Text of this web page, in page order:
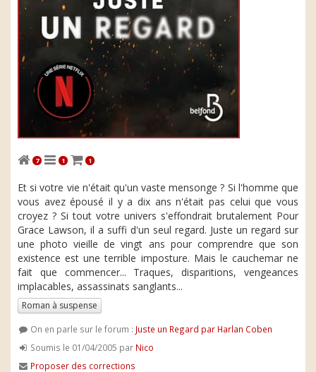
7 1 1
Et si votre vie n'était qu'un vaste mensonge ? Si l'homme que
vous avez épousé il y a dix ans n'était pas celui que vous
croyez ? Si tout votre univers s'effondrait brutalement Pour
Grace Lawson, il a suffi d'un seul regard. Juste un regard sur
une photo vieille de vingt ans pour comprendre que son
existence est une terrible imposture. Mais le cauchemar ne
fait que commencer... Traques, disparitions, vengeances
implacables, assassinats sanglants...
Roman à suspense
On en parle sur le forum : Juste un Regard par Harlan Coben
Soumis le 01/04/2005 par Nico
Proposer des corrections